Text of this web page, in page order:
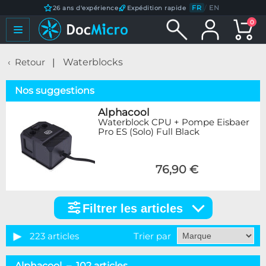
26 ans d'expérience Expédition rapide FR / EN
0
Retour Waterblocks
Nos suggestions
Alphacool
Waterblock CPU + Pompe Eisbaer
Pro ES (Solo) Full Black
76,90 €
articles
Catégorie
Filtrer les articles
223 articles Trier par